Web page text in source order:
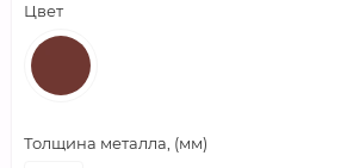
Цвет
Толщина металла, (мм)